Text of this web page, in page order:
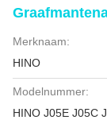
Merknaam:
HINO
Modelnummer:
HINO J05E J05C